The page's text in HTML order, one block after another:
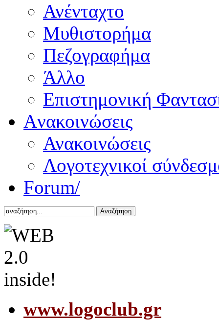
Ανένταχτο
Μυθιστορήμα
Πεζογραφήμα
Άλλο
Επιστημονική
Aνακοινώσεις
Ανακοινώσεις
Λογοτεχνικοί
Forum/
Αναζήτηση
www.logoclub.gr